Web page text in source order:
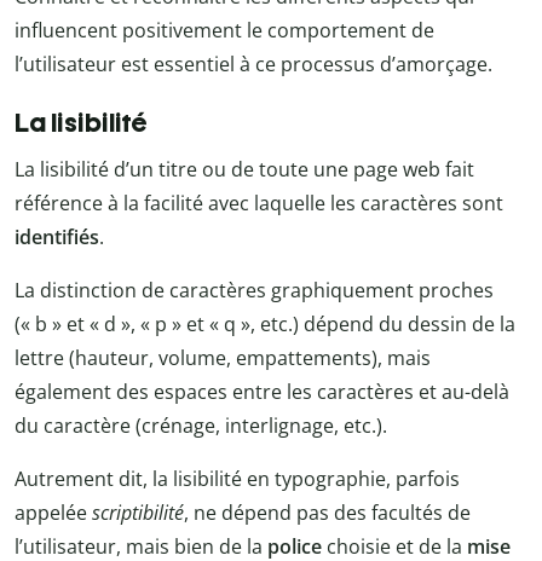
influencent positivement le comportement de
l’utilisateur est essentiel à ce processus d’amorçage.
La lisibilité
La lisibilité d’un titre ou de toute une page web fait
référence à la facilité avec laquelle les caractères sont
identifiés.
La distinction de caractères graphiquement proches
(« b » et « d », « p » et « q », etc.) dépend du dessin de la
lettre (hauteur, volume, empattements), mais
également des espaces entre les caractères et au-delà
du caractère (crénage, interlignage, etc.).
Autrement dit, la lisibilité en typographie, parfois
appeléescriptibilité, ne dépend pas des facultés de
l’utilisateur, mais bien de la police choisie et de la mise